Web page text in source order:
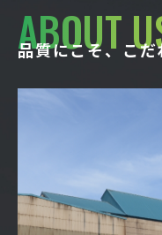
ABOUT
品質にこそ、こだ